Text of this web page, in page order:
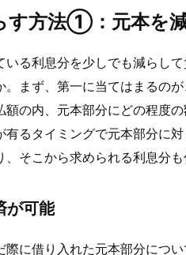
す方法①：元本を
いる利息分を少しでも減らし
まず、第一に当てはまるの
額の内、元本部分にどの程度
るタイミングで元本部分に
そこから求められる利息分も
が可能
際に借り入れた元本部分につ